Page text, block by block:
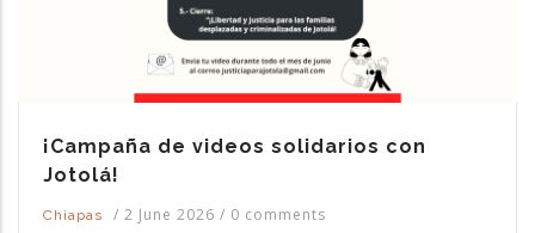
¡Campaña de videos solidarios con
Jotolá!
Chiapas / 2 June 2026 / 0 comments